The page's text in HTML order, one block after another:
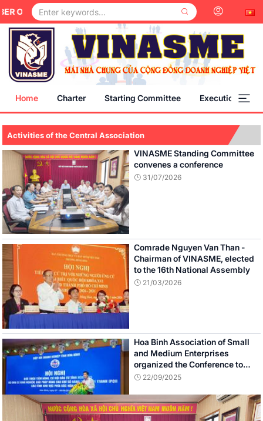
CENTRAL COMMITTEE OF THE VIETNAM FATHERLAND
Home Charter Starting Committee Execution
Activities of the Central Association
VINASME Standing Committee
convenes a conference
31/07/2026
Comrade Nguyen Van Than -
Chairman of VINASME, elected
to the 16th National Assembly
21/03/2026
Hoa Binh Association of Small
and Medium Enterprises
organized the Conference to
introduce potentials, investment
province
22/09/2025